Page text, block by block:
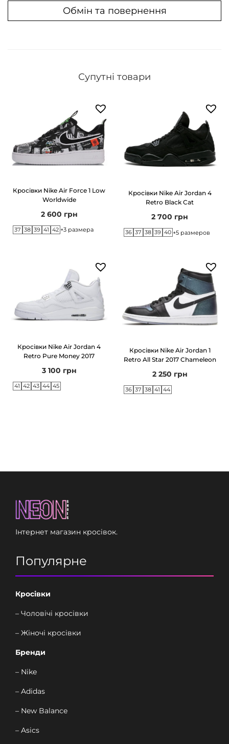
d
i
i
л
і
с
ь
Обмін та повернення
Супутні товари
Кросівки Nike Air Force 1 Low
Worldwide
2 600 грн
37 38 39 41 42 +3 размера
Кросівки Nike Air Jordan 4
Retro Black Cat
2 700 грн
36 37 38 39 40 +5 размеров
Кросівки Nike Air Jordan 4
Retro Pure Money 2017
3 100 грн
41 42 43 44 45
Кросівки Nike Air Jordan 1
Retro All Star 2017 Chameleon
2 250 грн
36 37 38 41 44
Інтернет магазин кросівок.
Популярне
Кросівки
– Чоловічі кросівки
– Жіночі кросівки
Бренди
– Nike
– Adidas
– New Balance
– Asics